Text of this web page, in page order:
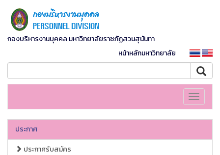
กองบริหารงานบุคคล มหาวิทยาลัยราชภัฏสวนสุนันทา
หน้าหลักมหาวิทยาลัย
Toggle
ประกาศ
ประกาศรับสมัคร